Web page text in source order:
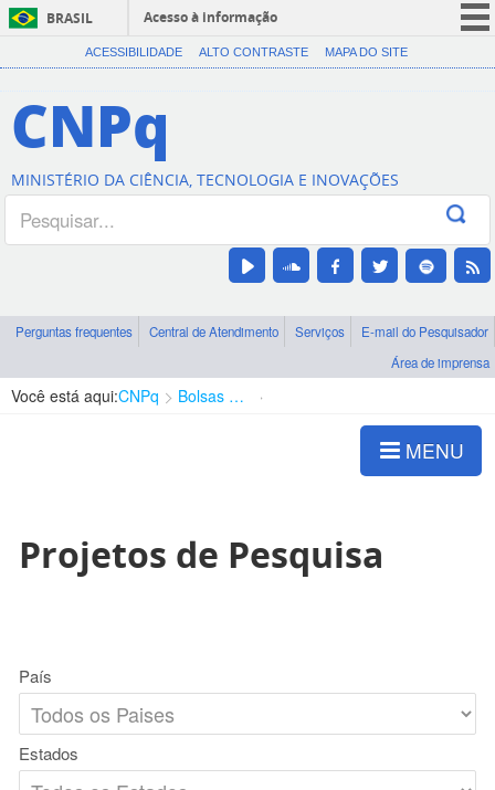
BRASIL
Acesso à informação
CORONAVÍRUS (COVID-19)
Canais
ACESSIBILIDADE ALTO CONTRASTE MAPA DO SITE
CNPq
MINISTÉRIO DA CIÊNCIA, TECNOLOGIA E INOVAÇÕES
Perguntas frequentes Central de Atendimento Serviços
E-mail do Pesquisador
Área de imprensa
Você está aqui:CNPq Bolsas e Auxílios Vigentes
MENU
Projetos de Pesquisa
País
Estados